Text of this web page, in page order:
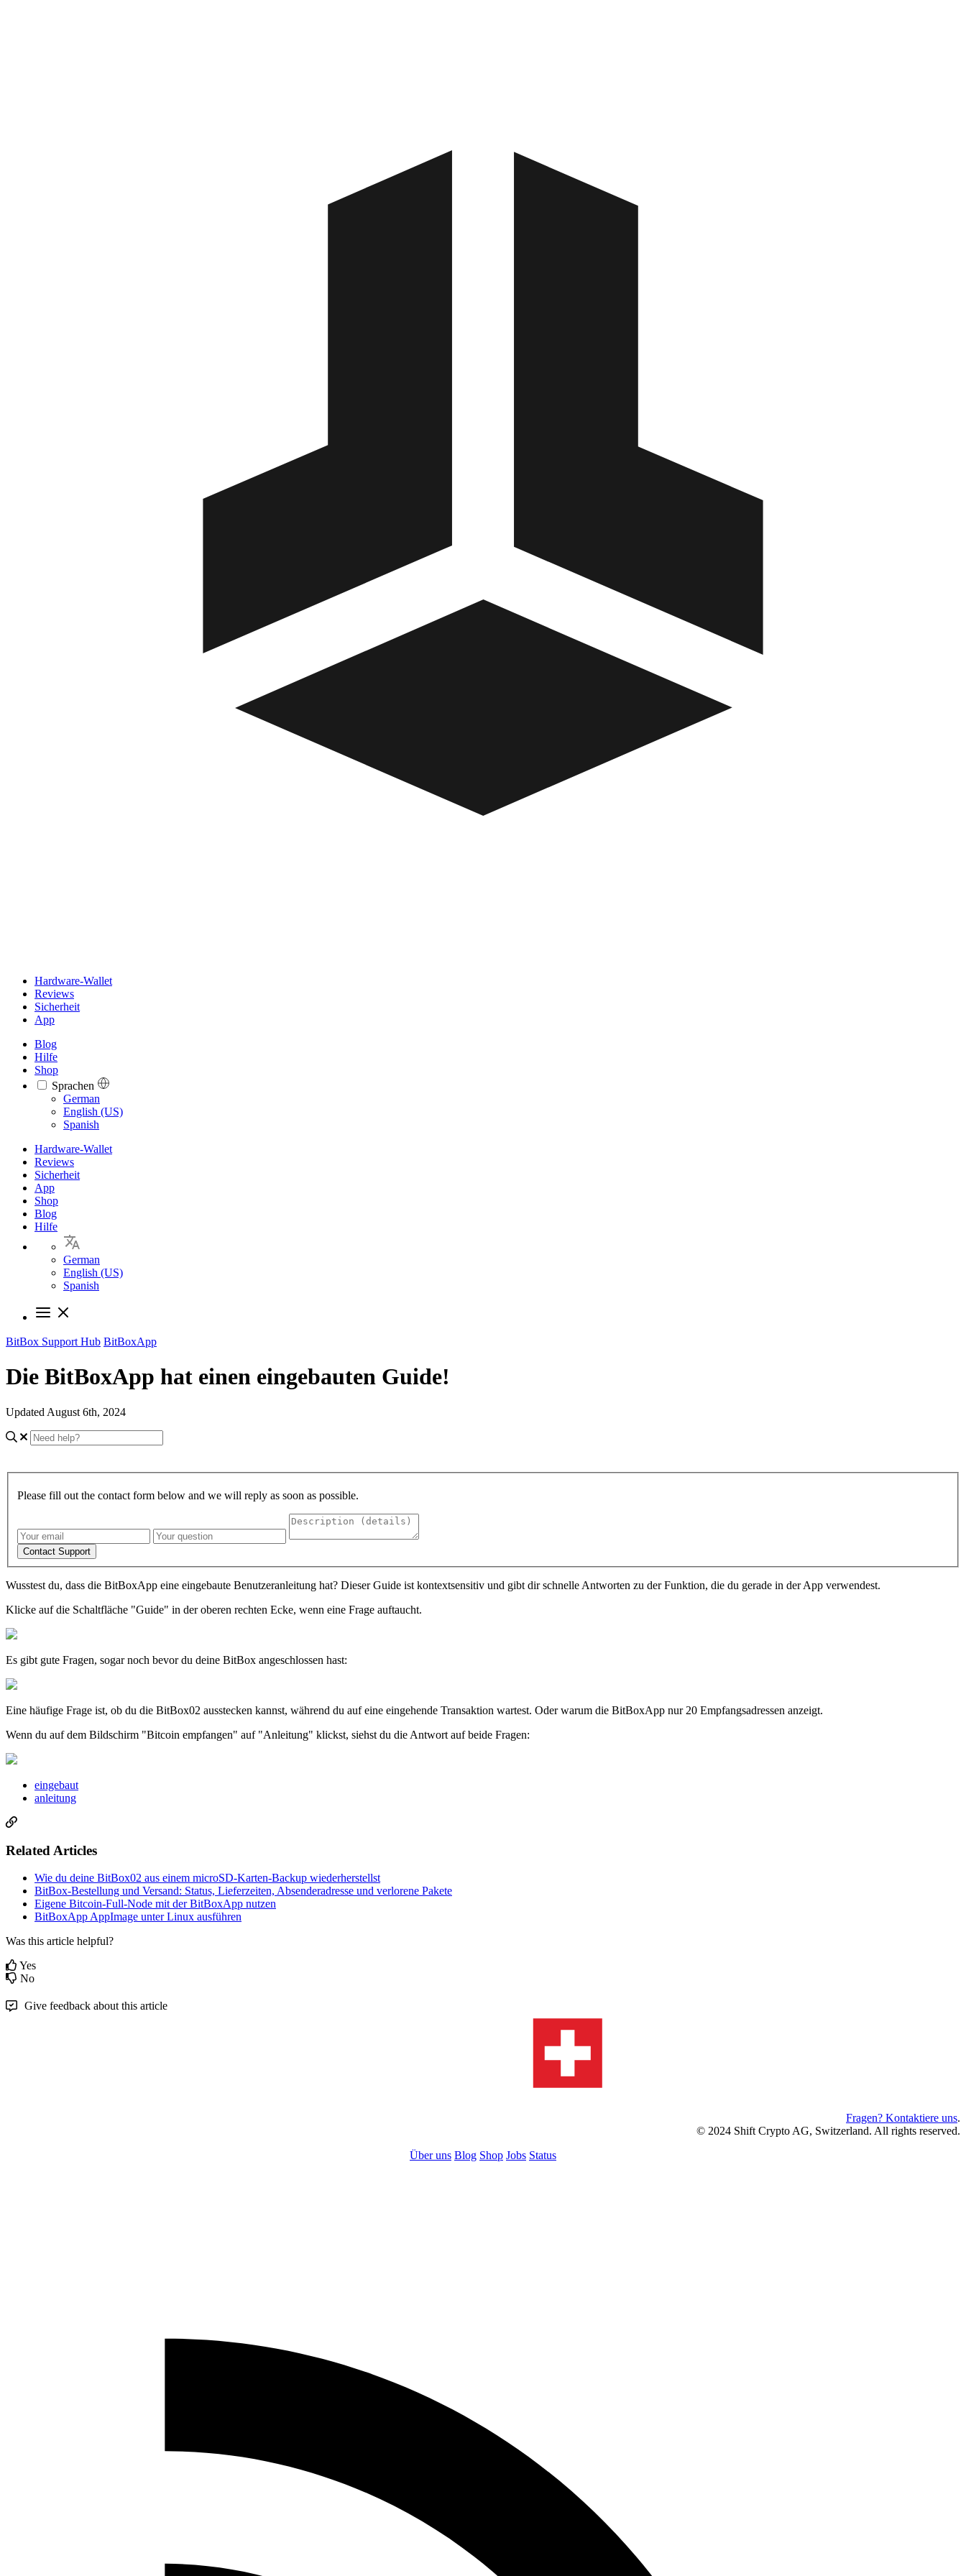
Hardware-Wallet
Reviews
Sicherheit
App
Blog
Hilfe
Shop
Sprachen
Languages
German
English (US)
Spanish
Hardware-Wallet
Reviews
Sicherheit
App
Shop
Blog
Hilfe
German
English (US)
Spanish
BitBox Support Hub BitBoxApp
Die BitBoxApp hat einen eingebauten Guide!
Updated August 6th, 2024
Please fill out the contact form below and we will reply as soon as possible.
Contact Support
Wusstest du, dass die BitBoxApp eine eingebaute Benutzeranleitung hat? Dieser Guide ist kontextsensitiv und gibt dir schnelle Antworten zu der Funktion, die du gerade in der App verwendest.
Klicke auf die Schaltfläche "Guide" in der oberen rechten Ecke, wenn eine Frage auftaucht.
Es gibt gute Fragen, sogar noch bevor du deine BitBox angeschlossen hast:
Eine häufige Frage ist, ob du die BitBox02 ausstecken kannst, während du auf eine eingehende Transaktion wartest. Oder warum die BitBoxApp nur 20 Empfangsadressen anzeigt.
Wenn du auf dem Bildschirm "Bitcoin empfangen" auf "Anleitung" klickst, siehst du die Antwort auf beide Fragen:
eingebaut
anleitung
Related Articles
Wie du deine BitBox02 aus einem microSD-Karten-Backup wiederherstellst
BitBox-Bestellung und Versand: Status, Lieferzeiten, Absenderadresse und verlorene Pakete
Eigene Bitcoin-Full-Node mit der BitBoxApp nutzen
BitBoxApp AppImage unter Linux ausführen
Was this article helpful?
Yes
No
Give feedback about this article
Fragen? Kontaktiere uns.
© 2024 Shift Crypto AG, Switzerland. All rights reserved.
Über uns Blog Shop Jobs Status